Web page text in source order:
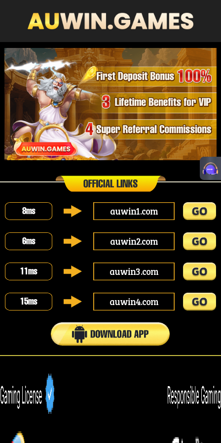
8ms auwin1.com
6ms auwin2.com
11ms auwin3.com
15ms auwin4.com